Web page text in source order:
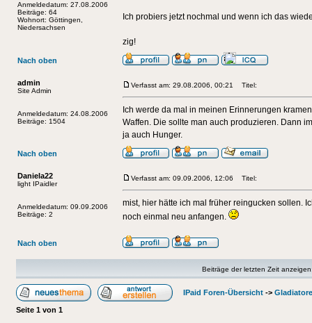
Anmeldedatum: 27.08.2006
Beiträge: 64
Wohnort: Göttingen,
Niedersachsen
Ich probiers jetzt nochmal und wenn ich das
zig!
Nach oben
admin
Site Admin
Anmeldedatum: 24.08.2006
Beiträge: 1504
Verfasst am: 29.08.2006, 00:21 Titel:
Ich werde da mal in meinen Erinnerungen
Waffen. Die sollte man auch produzieren. Dann
ja auch Hunger.
Nach oben
Daniela22
light IPaidler
Anmeldedatum: 09.09.2006
Beiträge: 2
Verfasst am: 09.09.2006, 12:06 Titel:
mist, hier hätte ich mal früher reingucken sollen.
noch einmal neu anfangen.
Nach oben
Beiträge der letzten Zeit
IPaid Foren-Übersicht ->
Seite 1 von 1